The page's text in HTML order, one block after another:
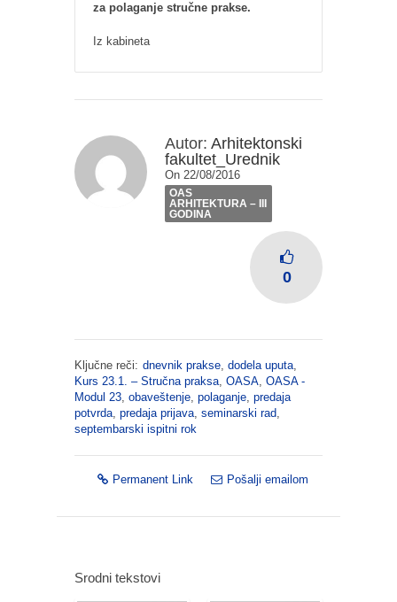
za polaganje stručne prakse.
Iz kabineta
Autor: Arhitektonski
fakultet_Urednik
On 22/08/2016
OAS
ARHITEKTURA – III
GODINA
0
Ključne reči: dnevnik prakse, dodela uputa,
Kurs 23.1. – Stručna praksa, OASA, OASA -
Modul 23, obaveštenje, polaganje, predaja
potvrda, predaja prijava, seminarski rad,
septembarski ispitni rok
Permanent Link Pošalji emailom
Srodni tekstovi